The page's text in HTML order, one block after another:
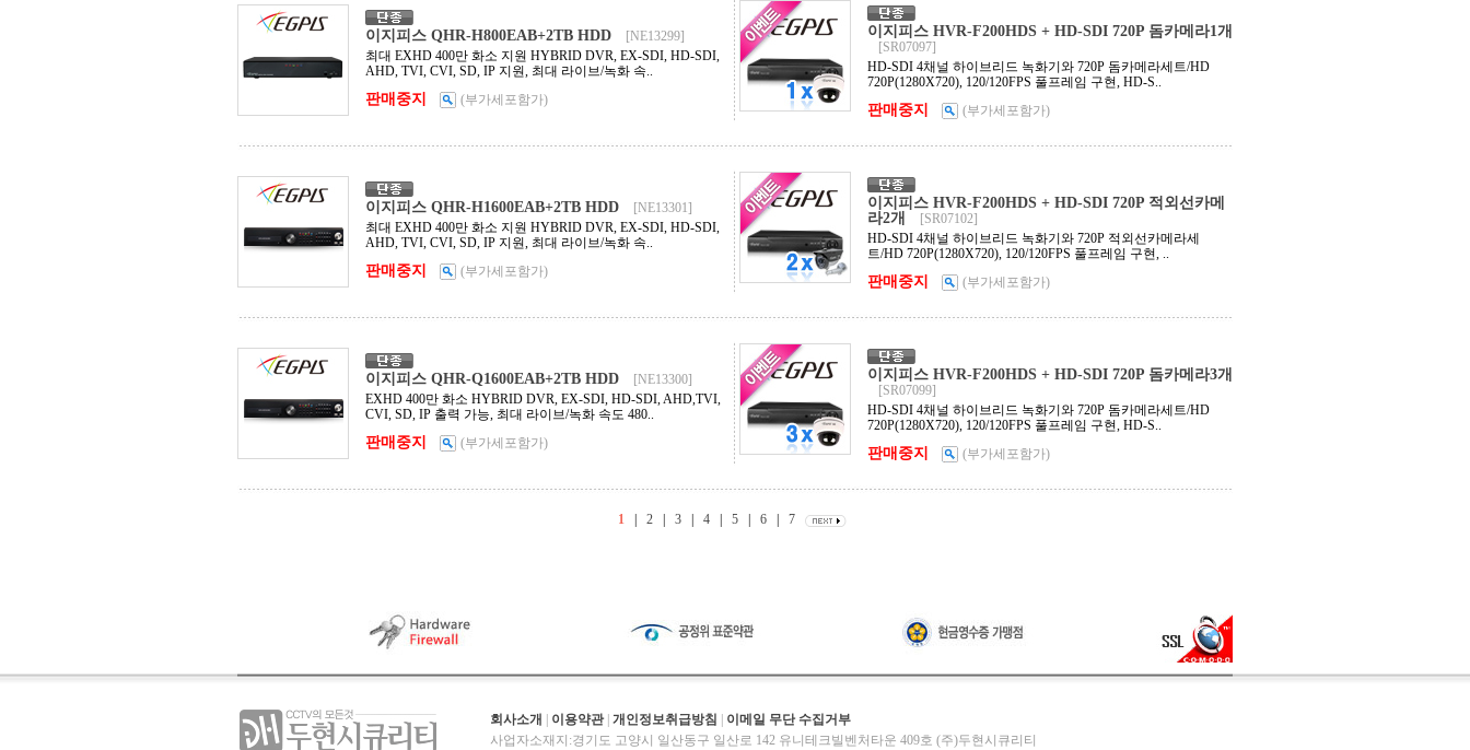
이지피스 QHR-H800EAB+2TB HDD
[NE13299]
최대 EXHD 400만 화소 지원 HYBRID DVR, EX-SDI, HD-SDI,
AHD, TVI, CVI, SD, IP 지원, 최대 라이브/녹화 속..
판매중지 (부가세포함가)
이지피스 HVR-F200HDS + HD-SDI 720P 돔카메라1개
[SR07097]
HD-SDI 4채널 하이브리드 녹화기와 720P 돔카메라세트/HD
720P(1280X720), 120/120FPS 풀프레임 구현, HD-S..
판매중지 (부가세포함가)
이지피스 QHR-H1600EAB+2TB HDD
[NE13301]
최대 EXHD 400만 화소 지원 HYBRID DVR, EX-SDI, HD-SDI,
AHD, TVI, CVI, SD, IP 지원, 최대 라이브/녹화 속..
판매중지 (부가세포함가)
이지피스 HVR-F200HDS + HD-SDI 720P 적외선카메
라2개
[SR07102]
HD-SDI 4채널 하이브리드 녹화기와 720P 적외선카메라세
트/HD 720P(1280X720), 120/120FPS 풀프레임 구현, ..
판매중지 (부가세포함가)
이지피스 QHR-Q1600EAB+2TB HDD
[NE13300]
EXHD 400만 화소 HYBRID DVR, EX-SDI, HD-SDI, AHD,TVI,
CVI, SD, IP 출력 가능, 최대 라이브/녹화 속도 480..
판매중지 (부가세포함가)
이지피스 HVR-F200HDS + HD-SDI 720P 돔카메라3개
[SR07099]
HD-SDI 4채널 하이브리드 녹화기와 720P 돔카메라세트/HD
720P(1280X720), 120/120FPS 풀프레임 구현, HD-S..
판매중지 (부가세포함가)
1| 2| 3| 4| 5| 6| 7
회사소개 이용약관| 개인정보취급방침
이메일 무단 수집거부
사업자소재지:경기도 고양시 일산동구 일산로 142 유니테크빌벤처타운 409호 (주)두현시큐리티